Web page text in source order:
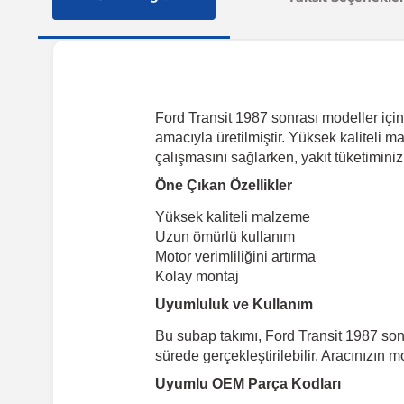
Ford Transit 1987 sonrası modeller için
amacıyla üretilmiştir. Yüksek kaliteli
çalışmasını sağlarken, yakıt
Öne Çıkan Özellikler
Yüksek kaliteli malzeme
Uzun ömürlü kullanım
Motor verimliliğini artırma
Kolay montaj
Uyumluluk ve Kullanım
Bu subap takımı, Ford Transit 1987
sürede gerçekleştirilebilir. Aracınızın
Uyumlu OEM Parça Kodları